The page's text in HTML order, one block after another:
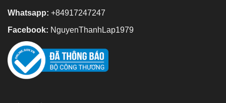
Whatsapp: +84917247247
Facebook: NguyenThanhLap1979